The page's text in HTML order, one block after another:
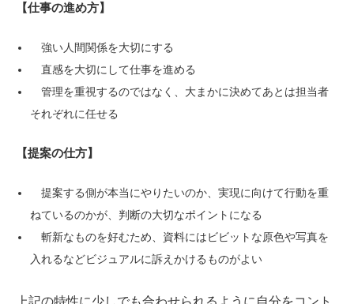
【仕事の進め方】
強い人間関係を大切にする
直感を大切にして仕事を進める
管理を重視するのではなく、大まかに決めてあとは担当者
それぞれに任せる
【提案の仕方】
提案する側が本当にやりたいのか、実現に向けて行動を重
ねているのかが、判断の大切なポイントになる
斬新なものを好むため、資料にはビビットな原色や写真を
入れるなどビジュアルに訴えかけるものがよい